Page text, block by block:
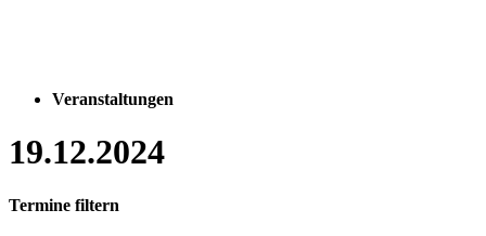
Veranstaltungen
19.12.2024
Termine filtern